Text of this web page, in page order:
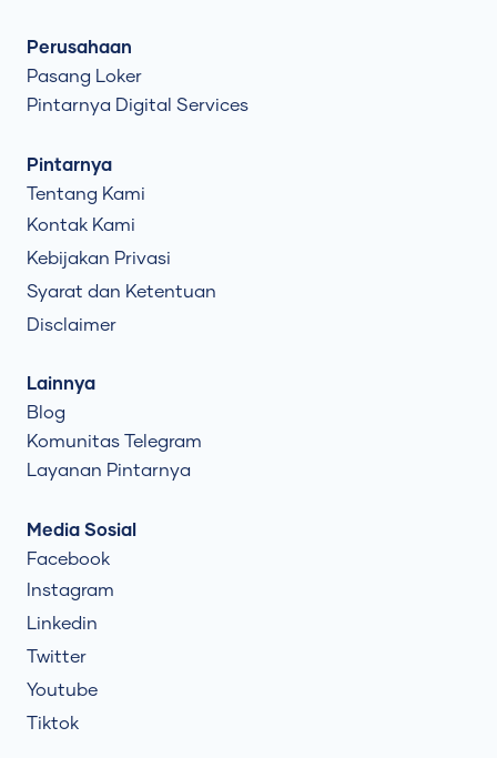
Perusahaan
Pasang Loker
Pintarnya Digital Services
Pintarnya
Tentang Kami
Kontak Kami
Kebijakan Privasi
Syarat dan Ketentuan
Disclaimer
Lainnya
Blog
Komunitas Telegram
Layanan Pintarnya
Media Sosial
Facebook
Instagram
Linkedin
Twitter
Youtube
Tiktok